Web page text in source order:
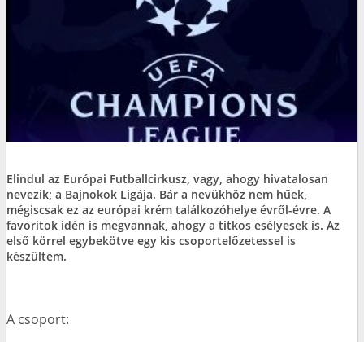
Elindul az Európai Futballcirkusz, vagy, ahogy hivatalosan
nevezik; a Bajnokok Ligája. Bár a nevükhöz nem hűek,
mégiscsak ez az európai krém találkozóhelye évről-évre. A
favoritok idén is megvannak, ahogy a titkos esélyesek is. Az
első körrel egybekötve egy kis csoportelőzetessel is
készültem.
A csoport: